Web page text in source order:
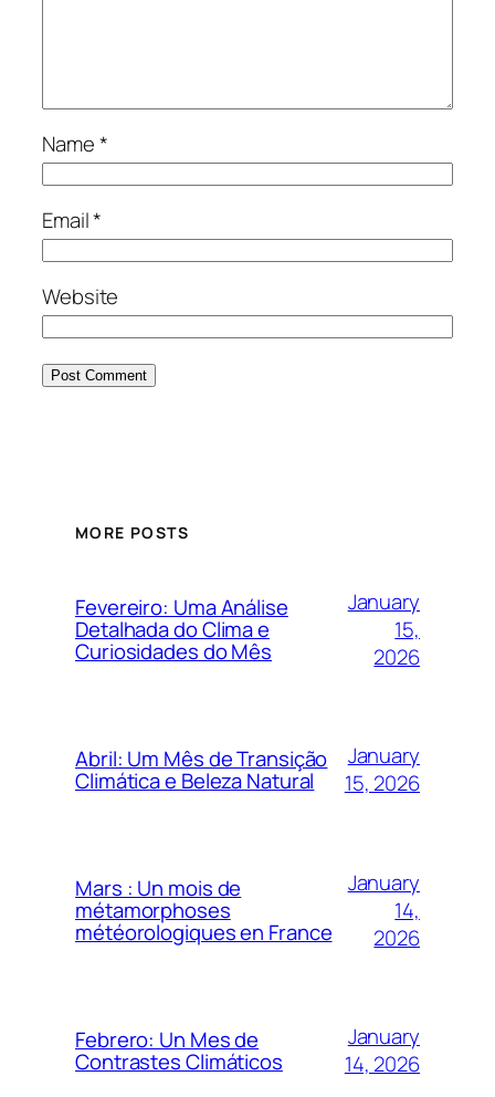
Name*
Email*
Website
MORE POSTS
Fevereiro: Uma Análise
Detalhada do Clima e
Curiosidades do Mês
January
15,
2026
Abril: Um Mês de Transição
Climática e Beleza Natural
January
15, 2026
Mars : Un mois de
métamorphoses
météorologiques en France
January
14,
2026
Febrero: Un Mes de
Contrastes Climáticos
January
14, 2026